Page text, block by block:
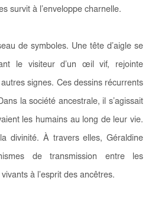
survit à l’enveloppe charnelle.
de symboles. Une tête d’aigle se
le visiteur d’un œil vif, rejointe
signes. Ces dessins récurrents
la société ancestrale, il s’agissait
les humains au long de leur vie.
divinité. À travers elles, Géraldine
de transmission entre les
à l’esprit des ancêtres.